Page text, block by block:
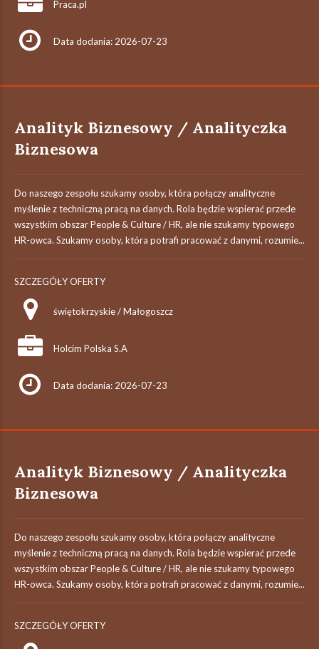
Praca.pl
Data dodania: 2026-07-23
Analityk Biznesowy / Analityczka
Biznesowa
Do naszego zespołu szukamy osoby, która połączy analityczne
myślenie z techniczną pracą na danych. Rola będzie wspierać przede
wszystkim obszar People & Culture / HR, ale nie szukamy typowego
HR-owca. Szukamy osoby, która potrafi pracować z danymi, rozumie...
SZCZEGÓŁY OFERTY
świętokrzyskie / Małogoszcz
Holcim Polska S.A
Data dodania: 2026-07-23
Analityk Biznesowy / Analityczka
Biznesowa
Do naszego zespołu szukamy osoby, która połączy analityczne
myślenie z techniczną pracą na danych. Rola będzie wspierać przede
wszystkim obszar People & Culture / HR, ale nie szukamy typowego
HR-owca. Szukamy osoby, która potrafi pracować z danymi, rozumie...
SZCZEGÓŁY OFERTY